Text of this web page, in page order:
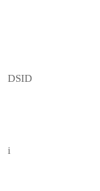
DSID
i